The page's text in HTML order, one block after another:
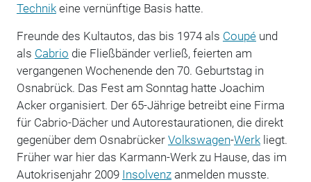
Technikeine vernünftige Basis hatte.
Freunde des Kultautos, das bis 1974 als Coupéund
als Cabrio die Fließbänder verließ, feierten am
vergangenen Wochenende den 70. Geburtstag in
Osnabrück. Das Fest am Sonntag hatte Joachim
Acker organisiert. Der 65-Jährige betreibt eine Firma
für Cabrio-Dächer und Autorestaurationen, die direkt
gegenüber dem Osnabrücker Volkswagen-Werkliegt.
Früher war hier das Karmann-Werk zu Hause, das im
Autokrisenjahr 2009 Insolvenzanmelden musste.